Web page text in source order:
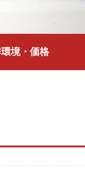
境・価格